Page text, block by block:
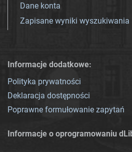
Dane konta
Zapisane wyniki wyszukiwania
Informacje dodatkowe:
Polityka prywatności
Deklaracja dostępności
Poprawne formułowanie zapytań
Informacje o oprogramowaniu